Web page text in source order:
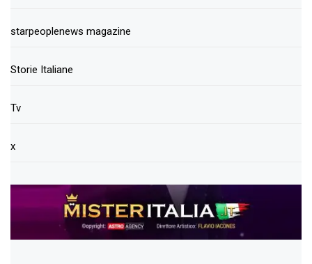
starpeoplenews magazine
Storie Italiane
Tv
x